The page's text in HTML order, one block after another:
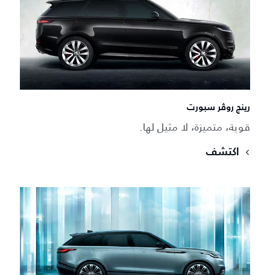
رينج روڤر سبورت
قوية، متميزة، لا مثيل لها.
اكتشف